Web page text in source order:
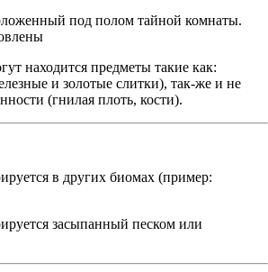
под полом тайной комнаты.
находится предметы такие как:
и золотые слитки), так-же и не
(гнилая плоть, кости).
в других биомах (пример:
засыпанный песком или